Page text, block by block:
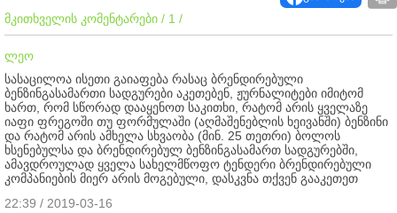
მკითხველის კომენტარები / 1 /
ლეო
სასაცილოა ისეთი გაიაფება რასაც ბრენდირებული
ბენზინგასამართი სადგურები აკეთებენ, ჟურნალიტები იმიტომ
ხართ, რომ სწორად დააყენოთ საკითხი, რატომ არის ყველაზე
იაფი ფრეგოში თუ ფორმულაში (აღმაშენებლის ხეივანში) ბენზინი
და რატომ არის ამხელა სხვაობა (მინ. 25 თეთრი) ბოლოს
ხსენებულსა და ბრენდირებულ ბენზინგასამართ სადგურებში,
ამავდროულად ყველა სახელმწოფო ტენდერი ბრენდირებული
კომპანიების მიერ არის მოგებული, დასკვნა თქვენ გააკეთეთ
22:39 / 2019-03-16